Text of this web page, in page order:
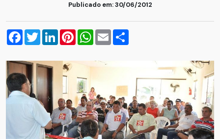
Publicado em: 30/06/2012
Facebook
TwitterLinkedInPinterestWhatsApp
Email